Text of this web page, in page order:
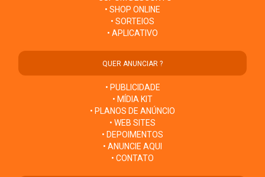
• SHOP ONLINE
• SORTEIOS
• APLICATIVO
QUER ANUNCIAR ?
• PUBLICIDADE
• MÍDIA KIT
• PLANOS DE ANÚNCIO
• WEB SITES
• DEPOIMENTOS
• ANUNCIE AQUI
• CONTATO